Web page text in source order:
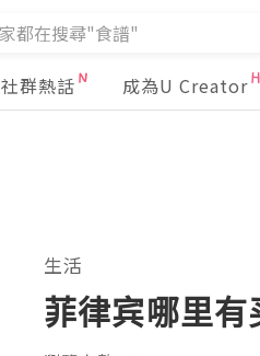
社群熱話 成為U Creator
生活
菲律宾哪里